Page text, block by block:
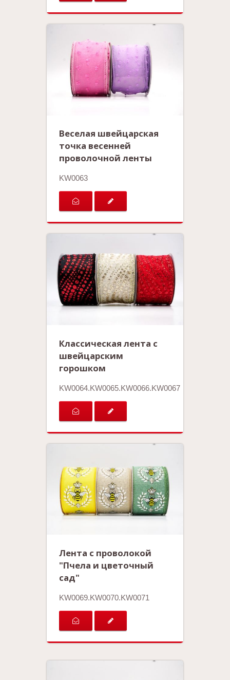
Веселая швейцарская
точка весенней
проволочной ленты
KW0063
Классическая лента с
швейцарским
горошком
KW0064.KW0065.KW0066.KW0067
Лента с проволокой
"Пчела и цветочный
сад"
KW0069.KW0070.KW0071